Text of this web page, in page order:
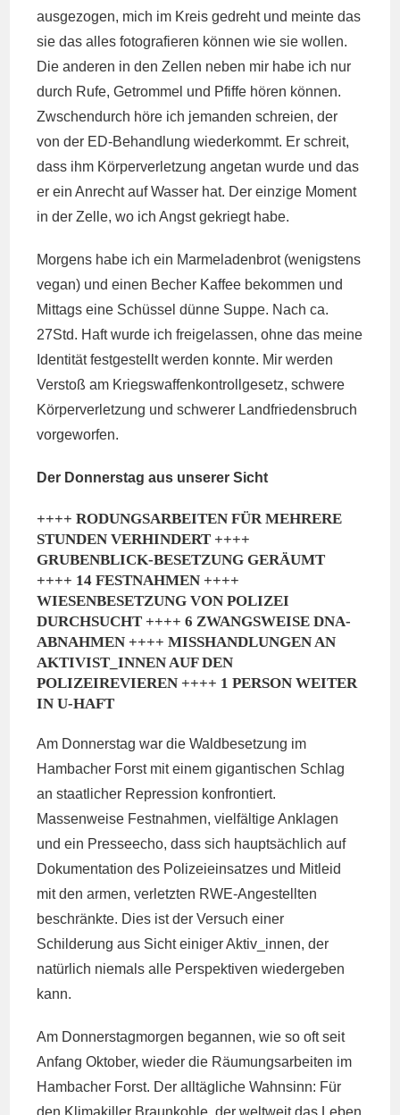
ausgezogen, mich im Kreis gedreht und meinte das
sie das alles fotografieren können wie sie wollen.
Die anderen in den Zellen neben mir habe ich nur
durch Rufe, Getrommel und Pfiffe hören können.
Zwschendurch höre ich jemanden schreien, der
von der ED-Behandlung wiederkommt. Er schreit,
dass ihm Körperverletzung angetan wurde und das
er ein Anrecht auf Wasser hat. Der einzige Moment
in der Zelle, wo ich Angst gekriegt habe.
Morgens habe ich ein Marmeladenbrot (wenigstens
vegan) und einen Becher Kaffee bekommen und
Mittags eine Schüssel dünne Suppe. Nach ca.
27Std. Haft wurde ich freigelassen, ohne das meine
Identität festgestellt werden konnte. Mir werden
Verstoß am Kriegswaffenkontrollgesetz, schwere
Körperverletzung und schwerer Landfriedensbruch
vorgeworfen.
Der Donnerstag aus unserer Sicht
++++ RODUNGSARBEITEN FÜR MEHRERE
STUNDEN VERHINDERT ++++
GRUBENBLICK-BESETZUNG GERÄUMT
++++ 14 FESTNAHMEN ++++
WIESENBESETZUNG VON POLIZEI
DURCHSUCHT ++++ 6 ZWANGSWEISE DNA-
ABNAHMEN ++++ MISSHANDLUNGEN AN
AKTIVIST_INNEN AUF DEN
POLIZEIREVIEREN ++++ 1 PERSON WEITER
IN U-HAFT
Am Donnerstag war die Waldbesetzung im
Hambacher Forst mit einem gigantischen Schlag
an staatlicher Repression konfrontiert.
Massenweise Festnahmen, vielfältige Anklagen
und ein Presseecho, dass sich hauptsächlich auf
Dokumentation des Polizeieinsatzes und Mitleid
mit den armen, verletzten RWE-Angestellten
beschränkte. Dies ist der Versuch einer
Schilderung aus Sicht einiger Aktiv_innen, der
natürlich niemals alle Perspektiven wiedergeben
kann.
Am Donnerstagmorgen begannen, wie so oft seit
Anfang Oktober, wieder die Räumungsarbeiten im
Hambacher Forst. Der alltägliche Wahnsinn: Für
den Klimakiller Braunkohle, der weltweit das Leben